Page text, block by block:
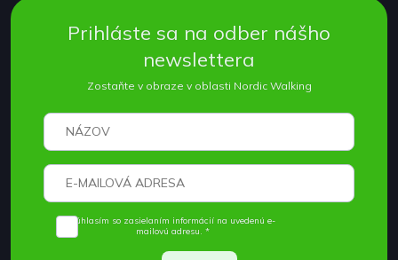
Prihláste sa na odber nášho
newslettera
Zostaňte v obraze v oblasti Nordic Walking
Súhlasím so zasielaním informácií na uvedenú e-
mailovú adresu. *